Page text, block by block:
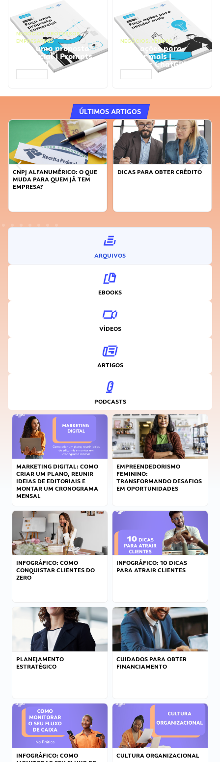
NEGÓCIOS, PROCESSOS
EMPRESARIAIS
Faça uma proposta
comercial | Prompts
ChatGPT
NEGÓCIOS, VENDAS
Faça ações para
vender mais |
Prompts ChatGPT
ÚLTIMOS ARTIGOS
O QUE
TEM
DICAS PARA OBTER CRÉDITO
FAÇA A DIFERENÇA: SEJA
ARQUIVOS
EBOOKS
VÍDEOS
ARTIGOS
PODCASTS
MARKETING DIGITAL: COMO
CRIAR UM PLANO, REUNIR
IDEIAS DE EDITORIAIS E
MONTAR UM CRONOGRAMA
MENSAL
EMPREENDEDORISMO
FEMININO:
TRANSFORMANDO DESAFIOS
EM OPORTUNIDADES
INFOGRÁFICO: COMO
CONQUISTAR CLIENTES DO
ZERO
INFOGRÁFICO: 10 DICAS
PARA ATRAIR CLIENTES
PLANEJAMENTO
ESTRATÉGICO
CUIDADOS PARA OBTER
FINANCIAMENTO
INFOGRÁFICO: COMO
CULTURA ORGANIZACIONAL